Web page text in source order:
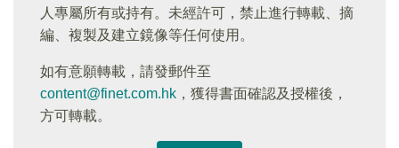
人專屬所有或持有。未經許可，禁止進行轉載、摘
編、複製及建立鏡像等任何使用。
如有意願轉載，請發郵件至
content@finet.com.hk ，獲得書面確認及授權後，
方可轉載。